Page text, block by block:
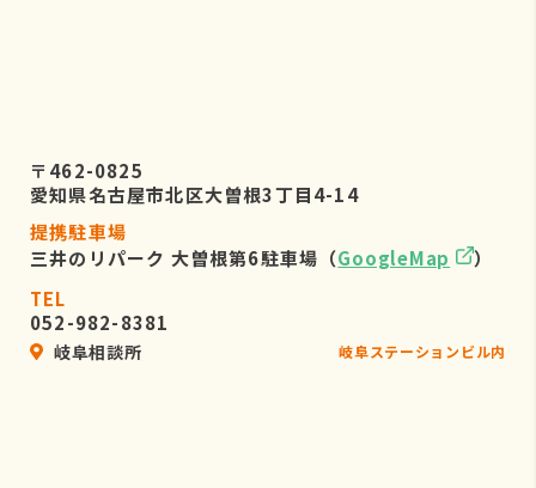
〒462-0825
愛知県名古屋市北区大曽根3丁目4-14
提携駐車場
三井のリパーク 大曽根第6駐車場（GoogleMap
）
TEL
052-982-8381
岐阜相談所 岐阜ステーションビル内